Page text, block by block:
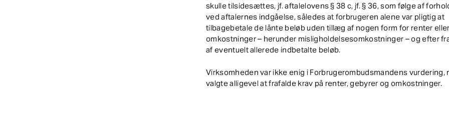
skulle tilsidesættes, jf. aftalelovens § 38 c, jf. § 36, som følge af
ved aftalernes indgåelse, således at forbrugeren alene var pligtig at
tilbagebetale de lånte beløb uden tillæg af nogen form for renter eller
omkostninger – herunder misligholdelsesomkostninger – og efter
af eventuelt allerede indbetalte beløb.
Virksomheden var ikke enig i Forbrugerombudsmandens vurdering,
valgte alligevel at frafalde krav på renter, gebyrer og omkostninger.